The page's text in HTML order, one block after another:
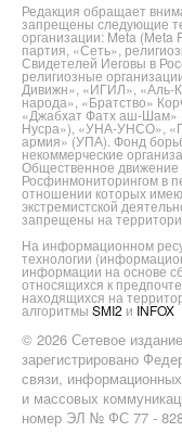
Редакция обращает
запрещены следующие
организации: Meta (Meta
партия, «Сеть»,
Свидетелей Иеговы в
религиозные
Дивижн», «ИГИЛ», «Аль-
народа», «Братство»
«Джабхат Фатх аш-Шам»
Нусра»), «УНА-УНСО»,
армия» (УПА). Фонд
некоммерческие
Общественное
Росфинмониторингом в
отношении которых
экстремистской
запрещены на
На информационном
технологии
информации на основе
относящихся к
находящихся на
алгоритмы SMI2 и INFOX
© 2026 Сетевое
зарегистрировано
связи,
и массовых
номер ЭЛ № ФС 77 -